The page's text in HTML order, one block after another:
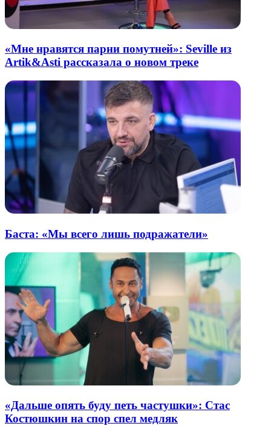
«Мне нравятся парни помутней»: Seville из
Artik&Asti рассказала о новом треке
Баста: «Мы всего лишь подражатели»
«Дальше опять буду петь частушки»: Стас
Костюшкин на спор спел медляк